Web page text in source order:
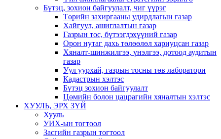
Бүтэц, зохион байгуулалт, чиг үүрэг
Төрийн захиргааны удирдлагын газар
Хайгуул, ашиглалтын газар
Газрын тос, бүтээгдэхүүний газар
Орон нутаг дахь төлөөлөл хариуцсан газар
Хяналт-шинжилгээ, үнэлгээ, дотоод аудитын
газар
Уул уурхай, газрын тосны төв лаборатори
Кадастрын хэлтэс
Бүтэц зохион байгуулалт
Цөмийн болон цацрагийн хяналтын хэлтэс
ХУУЛЬ, ЭРХ ЗҮЙ
Хууль
УИХ-ын тогтоол
Засгийн газрын тогтоол